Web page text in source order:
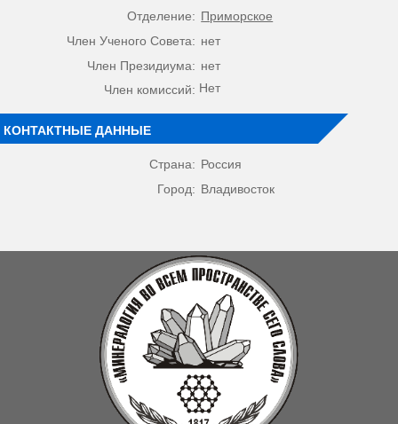
Отделение: Приморское
Член Ученого Совета: нет
Член Президиума: нет
Член комиссий: Нет
КОНТАКТНЫЕ ДАННЫЕ
Страна: Россия
Город: Владивосток